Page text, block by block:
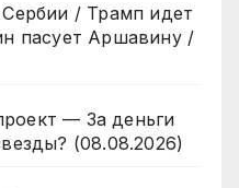
/ Трамп идет
пасует Аршавину /
— За деньги
(08.08.2026)